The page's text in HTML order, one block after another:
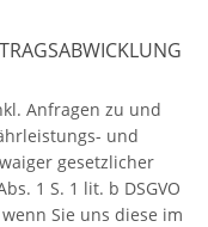
Anfragen zu und
und
gesetzlicher
1 S. 1 lit. b DSGVO
Sie uns diese im